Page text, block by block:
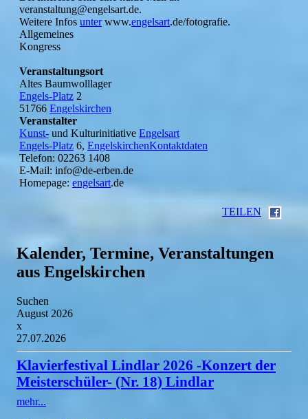
veranstaltung@engelsart.de.
Weitere Infos unterwww.engelsart.de/fotografie.
Allgemeines
Kongress
Veranstaltungsort
Altes Baumwolllager
Engels-Platz 2
51766 Engelskirchen
Veranstalter
Kunst- und Kulturinitiative Engelsart
Engels-Platz 6, EngelskirchenKontaktdaten
Telefon: 02263 1408
E-Mail: info@de-erben.de
Homepage: engelsart.de
TEILEN
Kalender, Termine, Veranstaltungen
aus Engelskirchen
Suchen
August 2026
x
27.07.2026
Klavierfestival Lindlar 2026 -Konzert der
Meisterschüler- (Nr. 18) Lindlar
mehr...